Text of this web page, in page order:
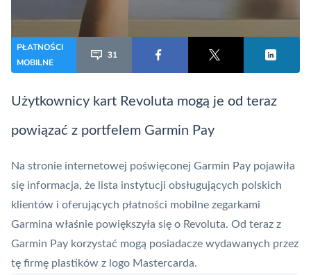
PŁATNOŚCI
MOBILNE
31
Użytkownicy kart Revoluta mogą je od teraz
powiązać z portfelem Garmin Pay
Na stronie internetowej poświęconej Garmin Pay pojawiła
się informacja, że lista instytucji obsługujących polskich
klientów i oferujących płatności mobilne zegarkami
Garmina właśnie powiększyła się o Revoluta. Od teraz z
Garmin Pay korzystać mogą posiadacze wydawanych przez
tę firmę plastików z logo Mastercarda.